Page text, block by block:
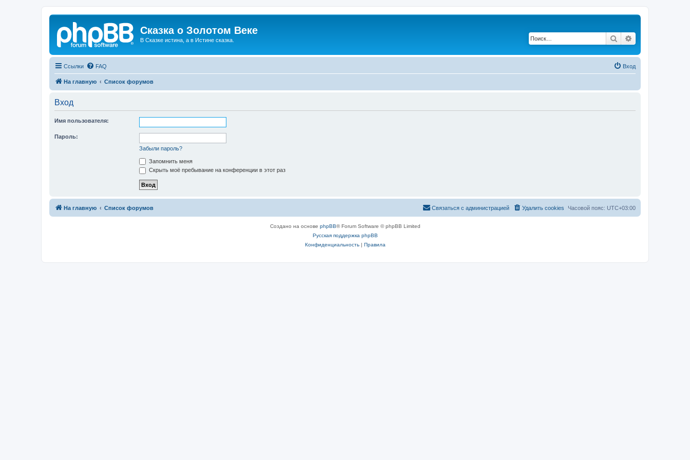
Сказка о Золотом Веке
В Сказке истина, а в Истине сказка. Поиск
Ссылки FAQ Вход
На главную Список форумов
Вход
Имя пользователя:
Пароль:
Забыли пароль?
Запомнить меня
Скрыть моё пребывание на конференции в этот раз
На главную Список форумов Часовой пояс: UTC+03:00
Удалить cookies
Связаться с администрацией
Создано на основе phpBB® Forum Software © phpBB Limited
Русская поддержка phpBB
Конфиденциальность| Правила